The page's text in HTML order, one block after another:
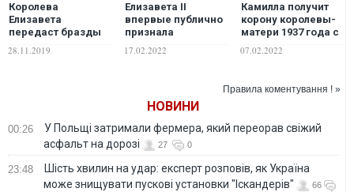
Королева
Елизавета
передаст бразды
правления принцу
Чарльзу через 18
28.11.2019
Елизавета II
впервые публично
признала
проблемы со
здоровьем: ей
17.02.2022
Камилла получит
корону королевы-
матери 1937 года с
легендарным
бриллиантом
проклятым
07.02.2022
Правила коментування ! »
НОВИНИ
00:26
У Польщі затримали фермера, який переорав свіжий
асфальт на дорозі
27 0
23:48
Шість хвилин на удар: експерт розповів, як Україна
може знищувати пускові установки "Іскандерів"
66